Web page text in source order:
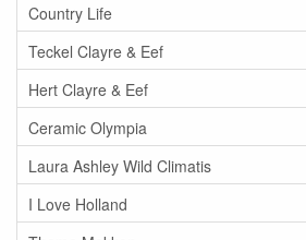
Country Life
Teckel Clayre & Eef
Hert Clayre & Eef
Ceramic Olympia
Laura Ashley Wild Climatis
I Love Holland